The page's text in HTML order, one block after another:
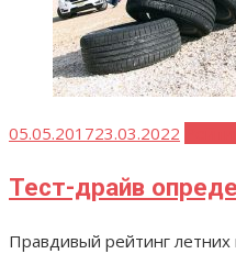
Опубликовано
05.05.201723.03.2022
Тест-драйв
Правдивый рейтинг